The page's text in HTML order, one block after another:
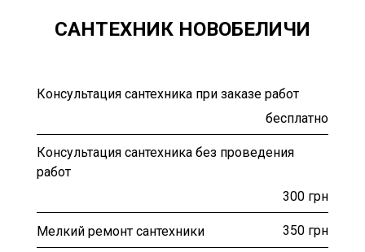
САНТЕХНИК НОВОБЕЛИЧИ
Консультация сантехника при заказе работ
бесплатно
Консультация сантехника без проведения
работ
300 грн
Мелкий ремонт сантехники 350 грн